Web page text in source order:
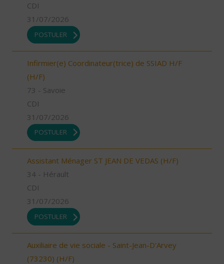
CDI
31/07/2026
POSTULER
Infirmier(e) Coordinateur(trice) de SSIAD H/F
(H/F)
73 - Savoie
CDI
31/07/2026
POSTULER
Assistant Ménager ST JEAN DE VEDAS (H/F)
34 - Hérault
CDI
31/07/2026
POSTULER
Auxiliaire de vie sociale - Saint-Jean-D'Arvey
(73230) (H/F)